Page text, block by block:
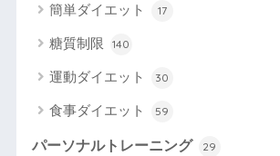
簡単ダイエット 17
糖質制限 140
運動ダイエット 30
食事ダイエット 59
パーソナルトレーニング 29